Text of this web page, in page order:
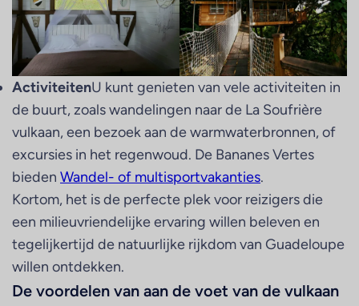
ActiviteitenU kunt genieten van vele activiteiten in
de buurt, zoals wandelingen naar de La Soufrière
vulkaan, een bezoek aan de warmwaterbronnen, of
excursies in het regenwoud. De Bananes Vertes
bieden Wandel- of multisportvakanties.
Kortom, het is de perfecte plek voor reizigers die
een milieuvriendelijke ervaring willen beleven en
tegelijkertijd de natuurlijke rijkdom van Guadeloupe
willen ontdekken.
De voordelen van aan de voet van de vulkaan